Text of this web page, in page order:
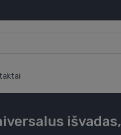
išvadas,